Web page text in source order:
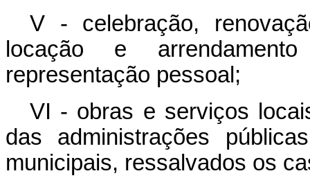
V - celebração,
locação e
representação pessoal;
VI - obras e serviços
das administrações
municipais, ressalvados os